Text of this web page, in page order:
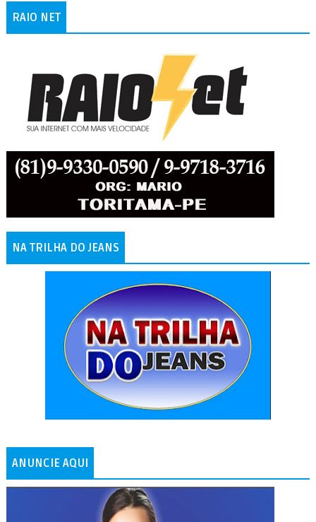
RAIO NET
NA TRILHA DO JEANS
ANUNCIE AQUI